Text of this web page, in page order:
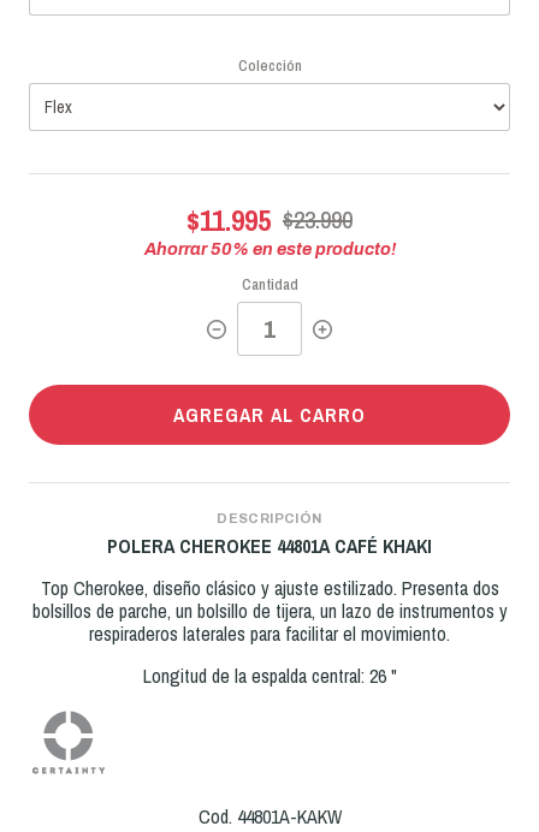
Colección
$11.995 $23.990
Ahorrar50% en este producto!
Cantidad
AGREGAR AL CARRO
DESCRIPCIÓN
POLERA CHEROKEE 44801A CAFÉ KHAKI
Top Cherokee, diseño clásico y ajuste estilizado. Presenta dos
bolsillos de parche, un bolsillo de tijera, un lazo de instrumentos y
respiraderos laterales para facilitar el movimiento.
Longitud de la espalda central: 26 "
Cod. 44801A-KAKW